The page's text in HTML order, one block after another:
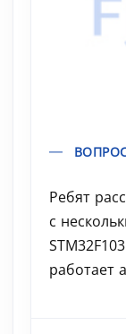
Ребят
с
работает